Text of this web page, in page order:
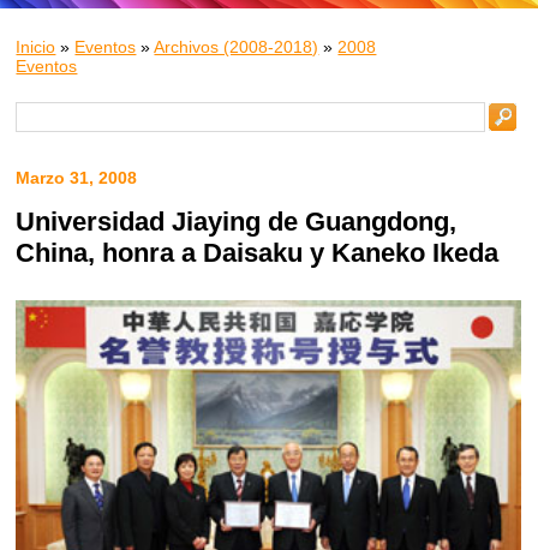
Inicio » Eventos »Archivos (2008-2018) » 2008
Eventos
Marzo 31, 2008
Universidad Jiaying de Guangdong,
China, honra a Daisaku y Kaneko Ikeda